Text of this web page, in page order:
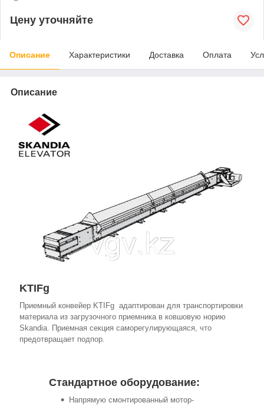
Цену уточняйте
Описание Характеристики Доставка Оплата
Описание
KTIFg
Приемный конвейер KTIFg адаптирован для транспортировки
материала из загрузочного приемника в ковшовую норию
Skandia. Приемная секция саморегулирующаяся, что
предотвращает подпор.
Стандартное оборудование:
Напрямую смонтированный мотор-